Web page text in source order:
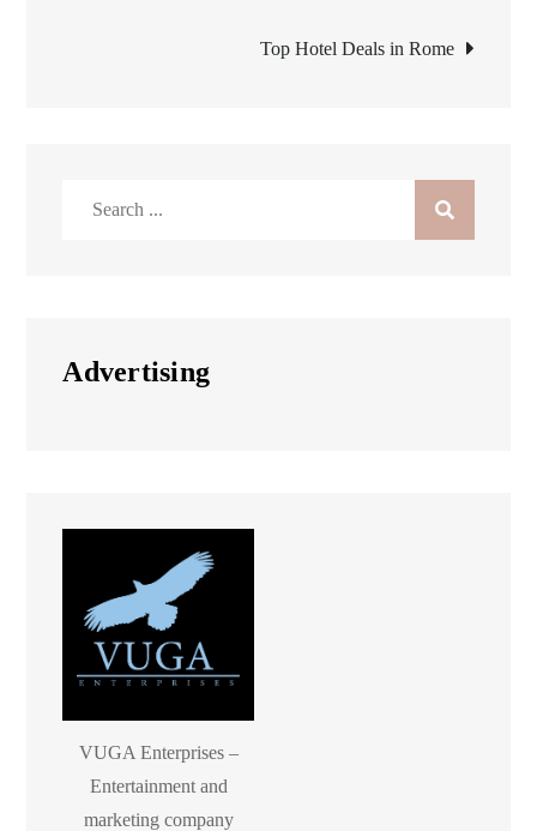
navigationTop Hotel Deals in Rome
Advertising
VUGA Enterprises –
Entertainment and
marketing company